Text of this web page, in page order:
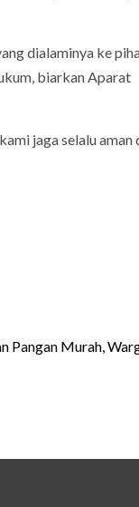
dialaminya ke
biarkan Aparat
jaga selalu aman
Pangan Murah,